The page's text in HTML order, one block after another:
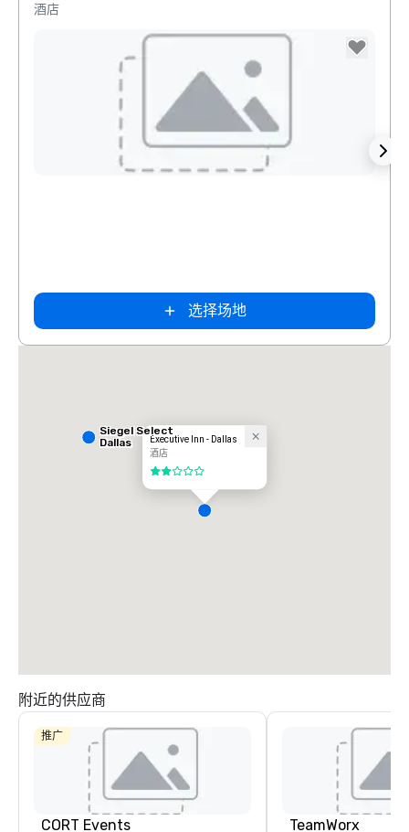
酒店
选择场地
Executive Inn - Dallas
酒店
2/5
Siegel Select
Dallas
附近的供应商
推广
CORT Events TeamWorx